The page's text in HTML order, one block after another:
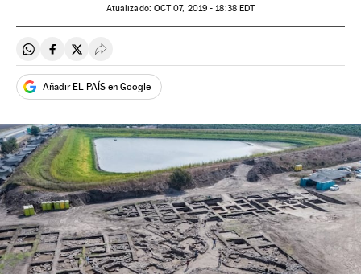
atualizado: OCT07, 2019 - 18:38EDT
Compartir en Whatsapp
Compartir en Facebook
Compartir en Twitter
Desplegar Redes Sociales
Añadir EL PAÍS en Google